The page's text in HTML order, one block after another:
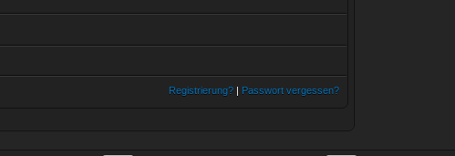
Registrierung? | Passwort vergessen?